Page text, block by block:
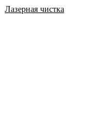
Лазерная чистка